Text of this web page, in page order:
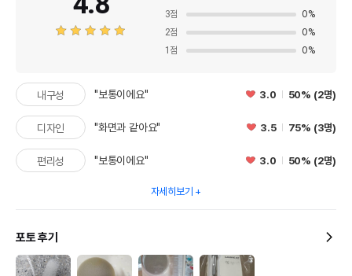
3점 0%
2점 0%
1 점 0%
내구성 "보통이에요" 3.0 50% (2명)
디자인 "화면과 같아요" 3.5 75% (3명)
편리성 "보통이에요" 3.0 50% (2명)
자세히보기
포토 후기